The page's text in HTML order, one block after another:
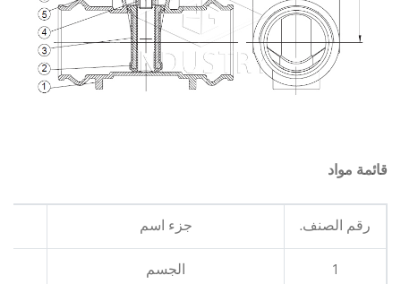
قائمة مواد
رقم الصنف.
جزء اسم
1
الجسم